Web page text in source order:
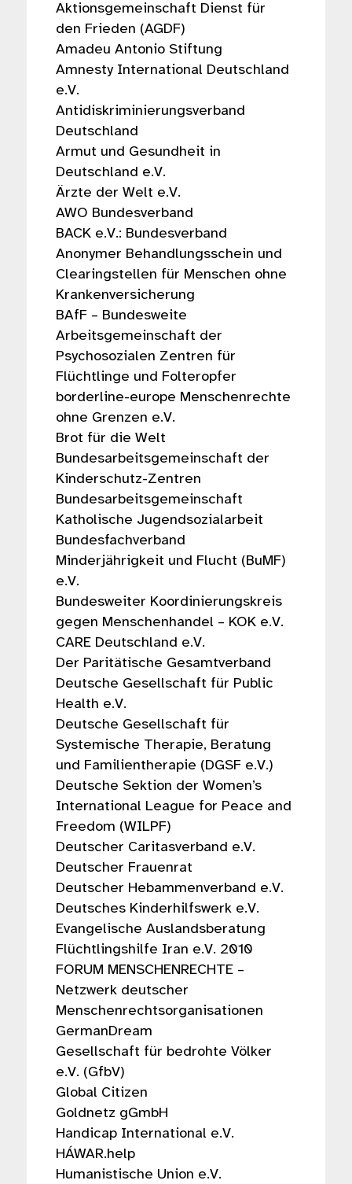
Aktionsgemeinschaft Dienst für
den Frieden (AGDF)
Amadeu Antonio Stiftung
Amnesty International Deutschland
e.V.
Antidiskriminierungsverband
Deutschland
Armut und Gesundheit in
Deutschland e.V.
Ärzte der Welt e.V.
AWO Bundesverband
BACK e.V.: Bundesverband
Anonymer Behandlungsschein und
Clearingstellen für Menschen ohne
Krankenversicherung
BAfF – Bundesweite
Arbeitsgemeinschaft der
Psychosozialen Zentren für
Flüchtlinge und Folteropfer
borderline-europe Menschenrechte
ohne Grenzen e.V.
Brot für die Welt
Bundesarbeitsgemeinschaft der
Kinderschutz-Zentren
Bundesarbeitsgemeinschaft
Katholische Jugendsozialarbeit
Bundesfachverband
Minderjährigkeit und Flucht (BuMF)
e.V.
Bundesweiter Koordinierungskreis
gegen Menschenhandel – KOK e.V.
CARE Deutschland e.V.
Der Paritätische Gesamtverband
Deutsche Gesellschaft für Public
Health e.V.
Deutsche Gesellschaft für
Systemische Therapie, Beratung
und Familientherapie (DGSF e.V.)
Deutsche Sektion der Women’s
International League for Peace and
Freedom (WILPF)
Deutscher Caritasverband e.V.
Deutscher Frauenrat
Deutscher Hebammenverband e.V.
Deutsches Kinderhilfswerk e.V.
Evangelische Auslandsberatung
Flüchtlingshilfe Iran e.V. 2010
FORUM MENSCHENRECHTE –
Netzwerk deutscher
Menschenrechtsorganisationen
GermanDream
Gesellschaft für bedrohte Völker
e.V. (GfbV)
Global Citizen
Goldnetz gGmbH
Handicap International e.V.
HÁWAR.help
Humanistische Union e.V.